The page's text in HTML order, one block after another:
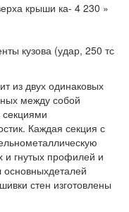
крыши ка- 4 230 »
кузова (удар, 250 тс
из двух одинаковых
между собой
Каждая секция с
и гнутых профилей и
основныхдеталей
стен изготовлены